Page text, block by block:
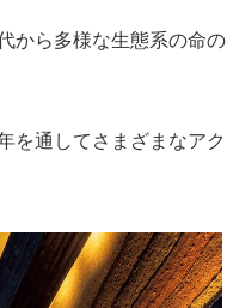
から多様な生態系の命の
を通してさまざまなアク